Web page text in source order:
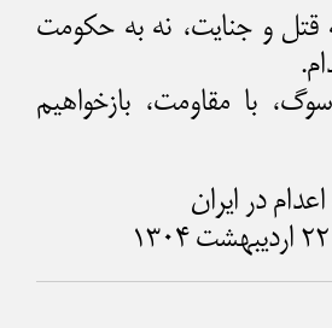
قتل و جنایت، نه به حکومت
با مقاومت، بازخواهیم
در ایران